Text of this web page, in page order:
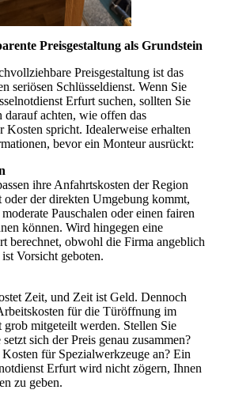
Preisgestaltung als Grundstein
Preisgestaltung ist das
seriösen Schlüsseldienst. Wenn Sie
Erfurt suchen, sollten Sie
darauf achten, wie offen das
Kosten spricht. Idealerweise erhalten
bevor ein Monteur ausrückt:
ihre Anfahrtskosten der Region
oder der direkten Umgebung kommt,
Pauschalen oder einen fairen
können. Wird hingegen eine
berechnet, obwohl die Firma angeblich
Vorsicht geboten.
Zeit, und Zeit ist Geld. Dennoch
für die Türöffnung im
grob mitgeteilt werden. Stellen Sie
sich der Preis genau zusammen?
für Spezialwerkzeuge an? Ein
Erfurt wird nicht zögern, Ihnen
zu geben.